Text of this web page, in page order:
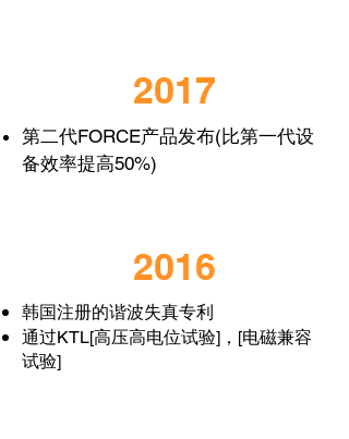
2017
第二代FORCE产品发布(比第一代设
备效率提高50%)
2016
韩国注册的谐波失真专利
通过KTL[高压高电位试验]，[电磁兼容
试验]